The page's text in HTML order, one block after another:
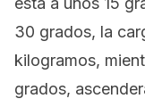
30 grados, la
kilogramos,
grados,